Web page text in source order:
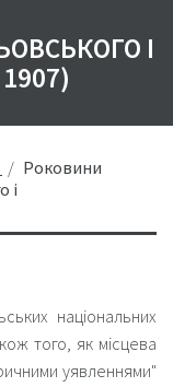
І
Роковини
і
національних
того, як місцева
уявленнями"